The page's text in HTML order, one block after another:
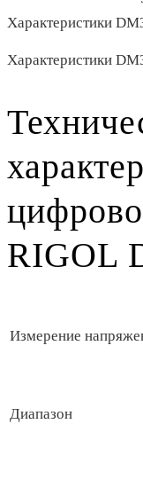
Характеристики
Характеристики
RIGOL
Измерение
Диапазон